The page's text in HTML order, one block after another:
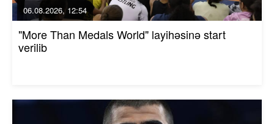
06.08.2026, 12:54
"More Than Medals World" layihəsinə start
verilib